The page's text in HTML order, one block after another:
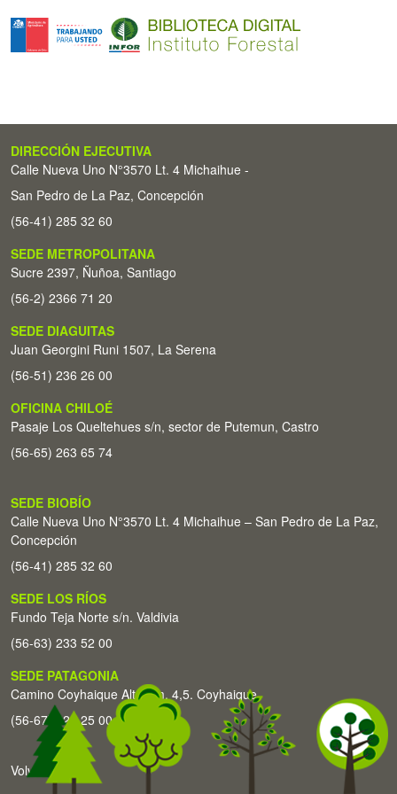
DIRECCIÓN EJECUTIVA
Calle Nueva Uno N°3570 Lt. 4 Michaihue -
San Pedro de La Paz, Concepción
(56-41) 285 32 60
SEDE METROPOLITANA
Sucre 2397, Ñuñoa, Santiago
(56-2) 2366 71 20
SEDE DIAGUITAS
Juan Georgini Runi 1507, La Serena
(56-51) 236 26 00
OFICINA CHILOÉ
Pasaje Los Queltehues s/n, sector de Putemun, Castro
(56-65) 263 65 74
SEDE BIOBÍO
Calle Nueva Uno N°3570 Lt. 4 Michaihue – San Pedro de La Paz,
Concepción
(56-41) 285 32 60
SEDE LOS RÍOS
Fundo Teja Norte s/n. Valdivia
(56-63) 233 52 00
SEDE PATAGONIA
Camino Coyhaique Alto Km. 4,5. Coyhaique
(56-67) 226 25 00
Volver arriba